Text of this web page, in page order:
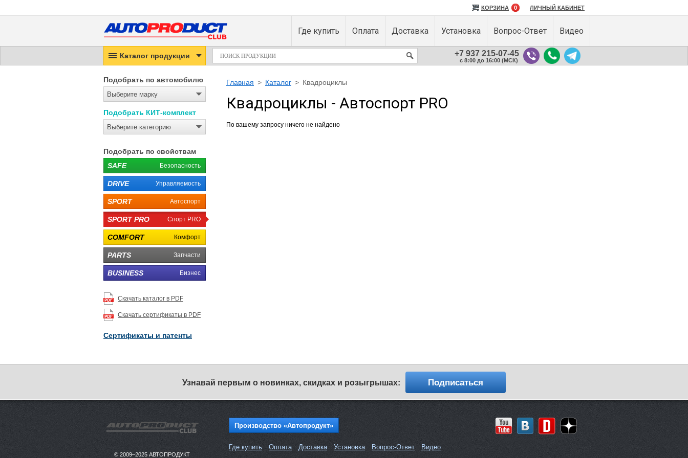
ЛИЧНЫЙ КАБИНЕТ
КОРЗИНА 0
Где купить Оплата Доставка Установка Вопрос-Ответ Видео
Каталог продукции +7 937 215-07-45
с 8:00 до 16:00 (МСК)
Подобрать по автомобилю
Выберите марку
Подобрать КИТ-комплект
Выберите категорию
Подобрать по свойствам
SAFE
Безопасность
DRIVE Управляемость
SPORT Автоспорт
SPORT PRO Спорт PRO
COMFORT Комфорт
PARTS Запчасти
BUSINESS Бизнес
Скачать каталог в PDF
Скачать сертификаты в PDF
Сертификаты и патенты
Главная > Каталог > Квадроциклы
Квадроциклы - Автоспорт PRO
По вашему запросу ничего не найдено
Узнавай первым о новинках, скидках и розыгрышах: Подписаться
Производство «Автопродукт»
Где купить Оплата Доставка Установка Вопрос-Ответ Видео
© 2009–2025 АВТОПРОДУКТ